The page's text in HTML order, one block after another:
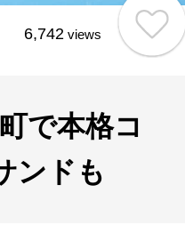
6,742 views
で本格コ
ンドも